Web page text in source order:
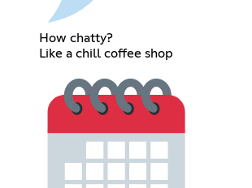
How chatty?
Like a chill coffee shop